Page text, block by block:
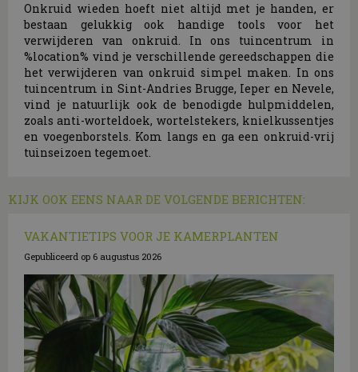
Onkruid wieden hoeft niet altijd met je handen, er
bestaan gelukkig ook handige tools voor het
verwijderen van onkruid. In ons tuincentrum in
%location% vind je verschillende gereedschappen die
het verwijderen van onkruid simpel maken. In ons
tuincentrum in Sint-Andries Brugge, Ieper en Nevele,
vind je natuurlijk ook de benodigde hulpmiddelen,
zoals anti-worteldoek, wortelstekers, knielkussentjes
en voegenborstels. Kom langs en ga een onkruid-vrij
tuinseizoen tegemoet.
KIJK OOK EENS NAAR DE VOLGENDE BERICHTEN:
VAKANTIETIPS VOOR JE KAMERPLANTEN
Gepubliceerd op 6 augustus 2026